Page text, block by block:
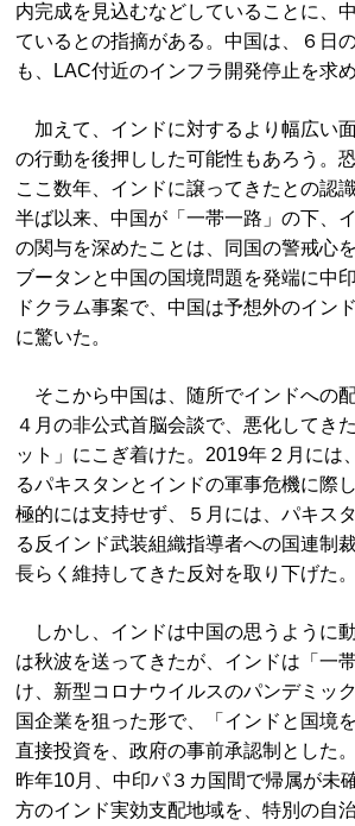
内完成を見込むなどしていることに、
ているとの指摘がある。中国は、６日
も、LAC付近のインフラ開発停止を求め
加えて、インドに対するより幅広い
の行動を後押しした可能性もあろう。
ここ数年、インドに譲ってきたとの認
半ば以来、中国が「一帯一路」の下、
の関与を深めたことは、同国の警戒心
ブータンと中国の国境問題を発端に中
ドクラム事案で、中国は予想外のイン
に驚いた。
そこから中国は、随所でインドへの
４月の非公式首脳会談で、悪化してき
ット」にこぎ着けた。2019年２月には
るパキスタンとインドの軍事危機に際
極的には支持せず、５月には、パキス
る反インド武装組織指導者への国連制
長らく維持してきた反対を取り下げた。
しかし、インドは中国の思うように
は秋波を送ってきたが、インドは「一
け、新型コロナウイルスのパンデミッ
国企業を狙った形で、「インドと国境
直接投資を、政府の事前承認制とした
昨年10月、中印パ３カ国間で帰属が未
方のインド実効支配地域を、特別の自